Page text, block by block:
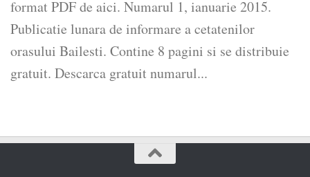
format PDF de aici. Numarul 1, ianuarie 2015.
Publicatie lunara de informare a cetatenilor
orasului Bailesti. Contine 8 pagini si se distribuie
gratuit. Descarca gratuit numarul...